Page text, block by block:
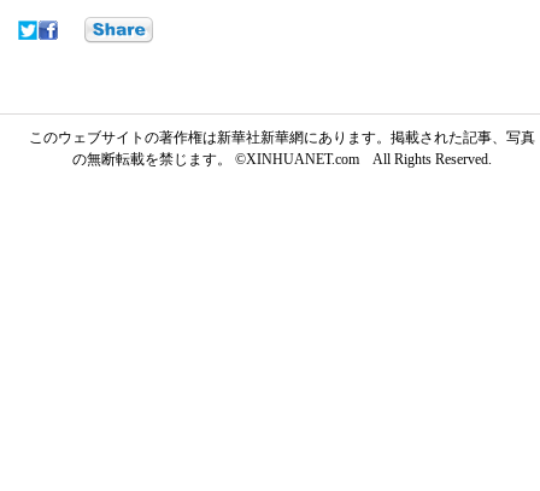
このウェブサイトの著作権は新華社新華網にあります。掲載された記事、写真
の無断転載を禁じます。 ©XINHUANET.com All Rights Reserved.